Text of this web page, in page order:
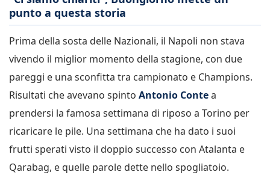
punto a questa storia
Prima della sosta delle Nazionali, il Napoli non stava
vivendo il miglior momento della stagione, con due
pareggi e una sconfitta tra campionato e Champions.
Risultati che avevano spinto Antonio Contea
prendersi la famosa settimana di riposo a Torino per
ricaricare le pile. Una settimana che ha dato i suoi
frutti sperati visto il doppio successo con Atalanta e
Qarabag, e quelle parole dette nello spogliatoio.